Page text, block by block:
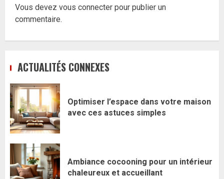
Vous devez vous connecter pour publier un
commentaire.
ACTUALITÉS CONNEXES
Optimiser l’espace dans votre maison
avec ces astuces simples
Ambiance cocooning pour un intérieur
chaleureux et accueillant